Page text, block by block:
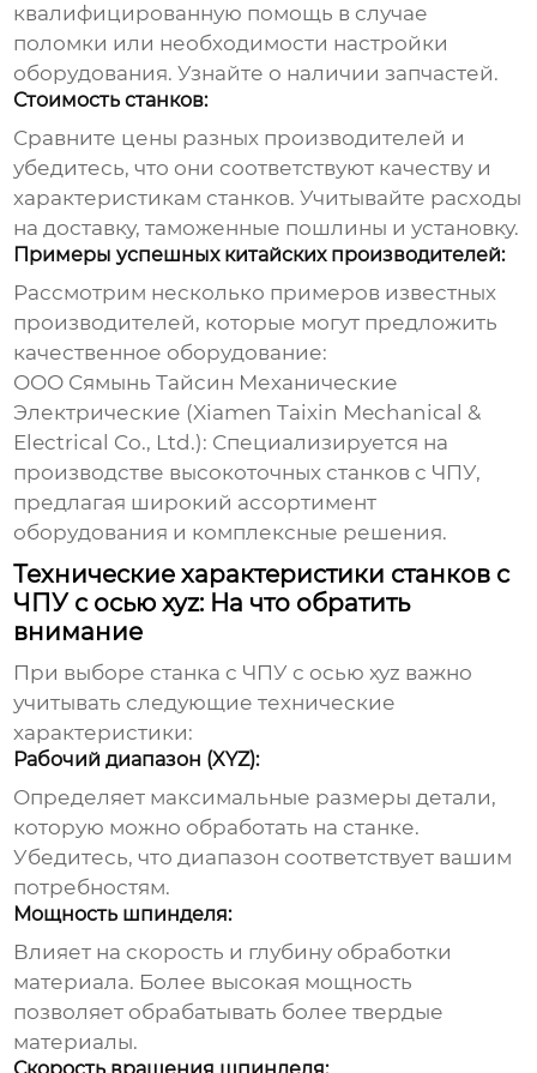
квалифицированную помощь в случае
поломки или необходимости настройки
оборудования. Узнайте о наличии запчастей.
Стоимость станков:
Сравните цены разных производителей и
убедитесь, что они соответствуют качеству и
характеристикам станков. Учитывайте расходы
на доставку, таможенные пошлины и установку.
Примеры успешных китайских производителей:
Рассмотрим несколько примеров известных
производителей, которые могут предложить
качественное оборудование:
ООО Сямынь Тайсин Механические
Электрические (Xiamen Taixin Mechanical &
Electrical Co., Ltd.): Специализируется на
производстве высокоточных станков с ЧПУ,
предлагая широкий ассортимент
оборудования и комплексные решения.
Технические характеристики станков с
ЧПУ с осью xyz: На что обратить
внимание
При выборе станка с ЧПУ с осью xyz важно
учитывать следующие технические
характеристики:
Рабочий диапазон (XYZ):
Определяет максимальные размеры детали,
которую можно обработать на станке.
Убедитесь, что диапазон соответствует вашим
потребностям.
Мощность шпинделя:
Влияет на скорость и глубину обработки
материала. Более высокая мощность
позволяет обрабатывать более твердые
материалы.